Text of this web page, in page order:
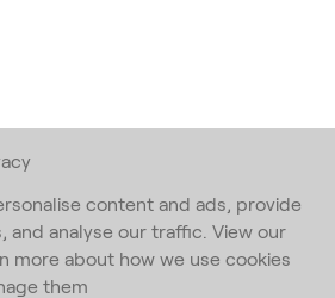
content and ads, provide
and analyse our traffic. View our
more about how we use cookies
them